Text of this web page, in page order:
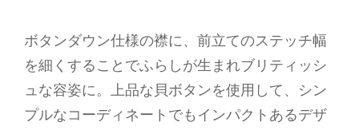
ボタンダウン仕様の襟に、前立てのステッチ幅
を細くすることでふらしが生まれブリティッシ
ュな容姿に。上品な貝ボタンを使用して、シン
プルなコーディネートでもインパクトあるデザ